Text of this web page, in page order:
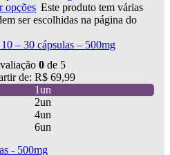
opções Este produto tem várias
ser escolhidas na página do
– 30 cápsulas – 500mg
0 de 5
de: R$ 69,99
1un
2un
4un
6un